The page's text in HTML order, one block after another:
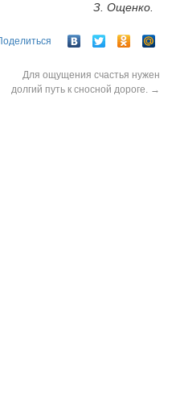
З. Ощенко.
Для ощущения счастья нужен
долгий путь к сносной дороге. →